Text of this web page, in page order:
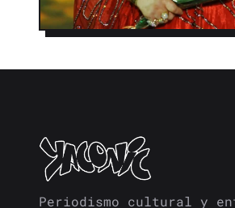
Periodismo cultural y